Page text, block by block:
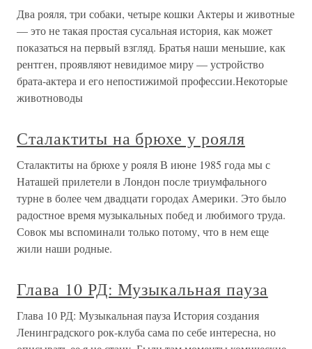
Два рояля, три собаки, четыре кошки Актеры и животные
— это не такая простая сусальная история, как может
показаться на первый взгляд. Братья наши меньшие, как
рентген, проявляют невидимое миру — устройство
брата-актера и его непостижимой профессии.Некоторые
животноводы
Сталактиты на брюхе у рояля
Сталактиты на брюхе у рояля В июне 1985 года мы с
Наташей прилетели в Лондон после триумфального
турне в более чем двадцати городах Америки. Это было
радостное время музыкальных побед и любимого труда.
Совок мы вспоминали только потому, что в нем еще
жили наши родные.
Глава 10 РД: Музыкальная пауза
Глава 10 РД: Музыкальная пауза История создания
Ленинградского рок-клуба сама по себе интересна, но